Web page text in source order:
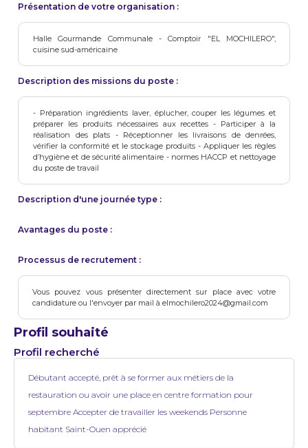
Présentation de votre organisation :
Halle Gourmande Communale - Comptoir "EL MOCHILERO",
cuisine sud-américaine
Description des missions du poste :
- Préparation ingrédients laver, éplucher, couper les légumes et
préparer les produits nécessaires aux recettes - Participer à la
réalisation des plats - Réceptionner les livraisons de denrées,
vérifier la conformité et le stockage produits - Appliquer les règles
d’hygiène et de sécurité alimentaire - normes HACCP et nettoyage
du poste de travail
Description d'une journée type :
Avantages du poste :
Processus de recrutement :
Vous pouvez vous présenter directement sur place avec votre
candidature ou l'envoyer par mail à elmochilero2024@gmail.com
Profil souhaité
Profil recherché
Débutant accepté, prêt à se former aux métiers de la
restauration ou avoir une place en centre formation pour
septembre Accepter de travailler les weekends Personne
habitant Saint-Ouen apprécié